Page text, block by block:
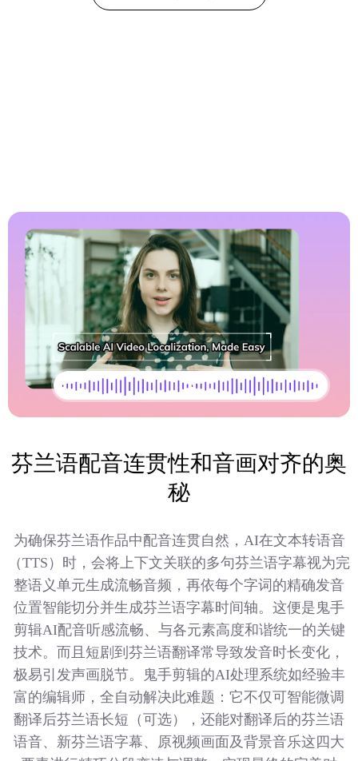
芬兰语配音连贯性和音画对齐的奥
秘
为确保芬兰语作品中配音连贯自然，AI在文本转语音
（TTS）时，会将上下文关联的多句芬兰语字幕视为完
整语义单元生成流畅音频，再依每个字词的精确发音
位置智能切分并生成芬兰语字幕时间轴。这便是鬼手
剪辑AI配音听感流畅、与各元素高度和谐统一的关键
技术。而且短剧到芬兰语翻译常导致发音时长变化，
极易引发声画脱节。鬼手剪辑的AI处理系统如经验丰
富的编辑师，全自动解决此难题：它不仅可智能微调
翻译后芬兰语长短（可选），还能对翻译后的芬兰语
语音、新芬兰语字幕、原视频画面及背景音乐这四大